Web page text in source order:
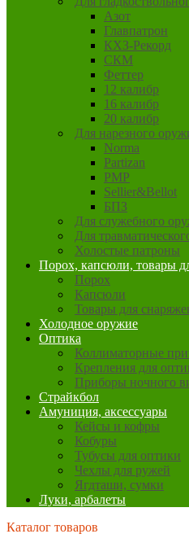
Азот
Главпатрон
КХЗ-Рекорд
СКМ
Феттер
12 калибр
16 калибр
20 калибр
Для нарезного
Norma
Partizan
PMP
Sellier&Bellot
БПЗ
Для служебного
Для
Холостые патроны
Порох, капсюли, товары
Порох
Капсюли
Товары для
Холодное оружие
Оптика
Коллиматорные
Крепления для
Приборы ночного
Страйкбол
Амуниция, аксессуары
Кейсы и кофры
Кобуры
Тубусы для оптики
Чехлы для ружей
Ягдташи, сумки
Луки, арбалеты
Каталог товаров